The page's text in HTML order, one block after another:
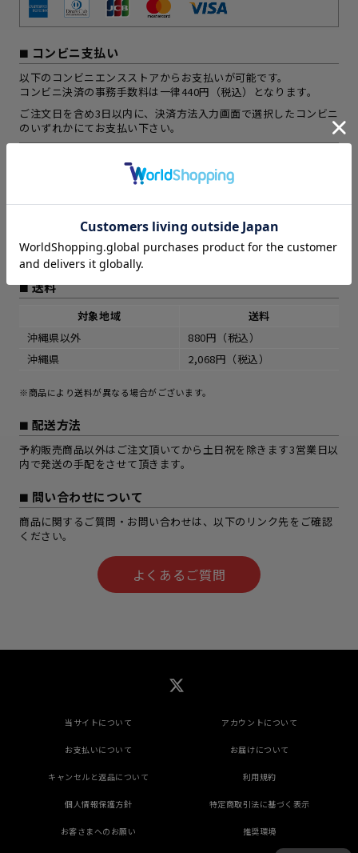
コンビニ支払い
以下のコンビニエンスストアからお支払いが可能です。
コンビニ決済の事務手数料は一律440円（税込）となります。
ご注文日を含め3日以内に、決済方法入力画面で選択したコンビニ
のいずれかにてお支払い下さい。
商品発送について
送料
対象地域
送料
沖縄県以外
880円（税込）
沖縄県
2,068円（税込）
※商品により送料が異なる場合がございます。
配送方法
予約販売商品以外はご注文頂いてから土日祝を除きます3営業日以
内で発送の手配をさせて頂きます。
問い合わせについて
商品に関するご質問・お問い合わせは、以下のリンク先をご確認
ください。
よくあるご質問
当サイトについて アカウントについて
お支払いについて お届けについて
キャンセルと返品について 利用規約
個人情報保護方針 特定商取引法に基づく表示
お客さまへのお願い 推奨環境